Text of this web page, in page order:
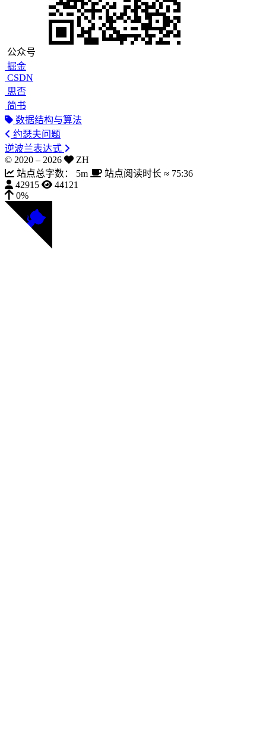
公众号
掘金
CSDN
思否
简书
数据结构与算法
约瑟夫问题
逆波兰表达式
© 2020 – 2026
ZH
站点总字数：
5m 站点阅读时长 ≈ 75:36
42915
44121
0%